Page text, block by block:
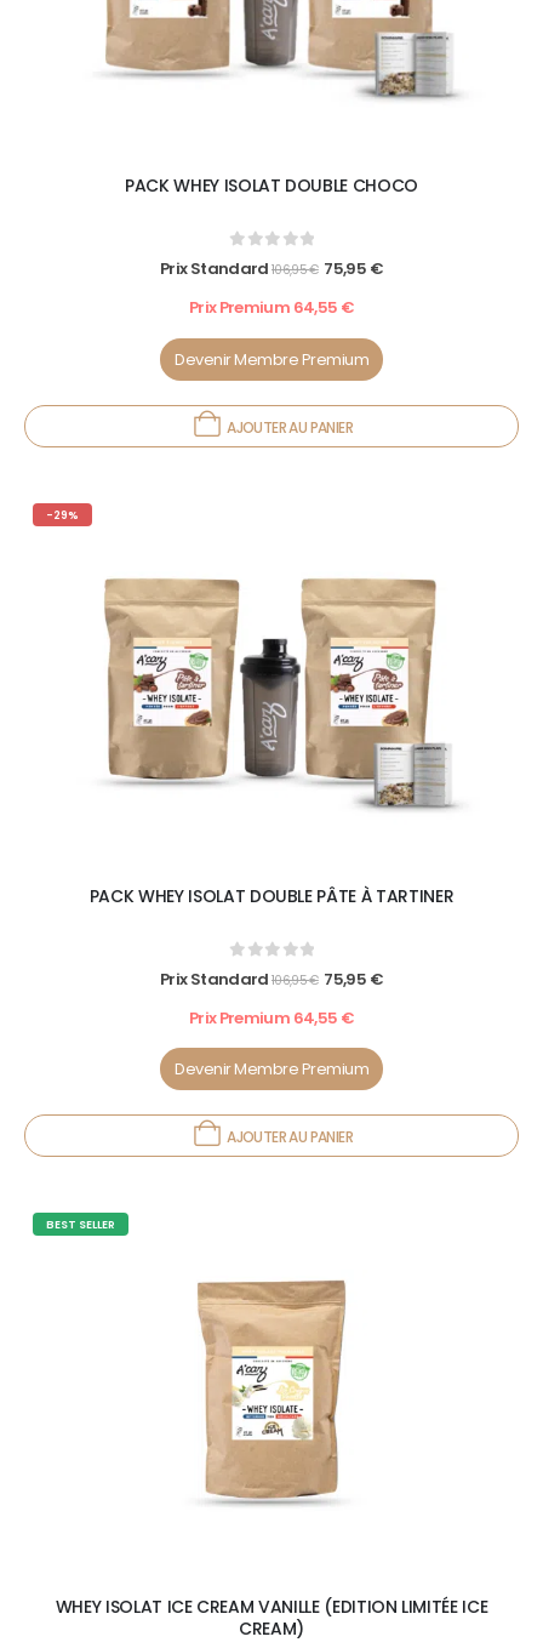
PACK WHEY ISOLAT DOUBLE CHOCO
0 out of 5
Prix Standard106,95€ 75,95 €
Prix Premium 64,55 €
Devenir Membre Premium
AJOUTER AU PANIER
-29%
PACK WHEY ISOLAT DOUBLE PÂTE À TARTINER
0 out of 5
Prix Standard106,95€ 75,95 €
Prix Premium 64,55 €
Devenir Membre Premium
AJOUTER AU PANIER
BEST SELLER
WHEY ISOLAT ICE CREAM VANILLE (EDITION LIMITÉE ICE
CREAM)